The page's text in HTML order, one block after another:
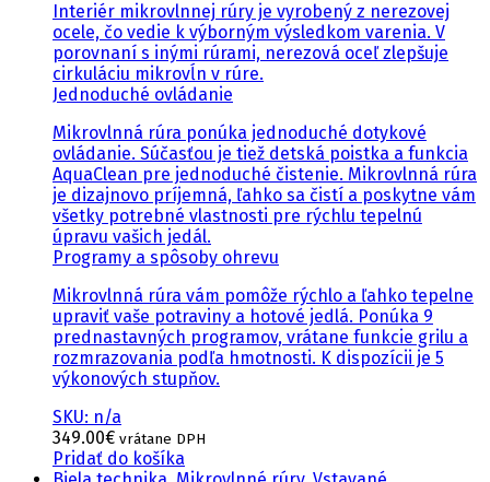
Interiér mikrovlnnej rúry je vyrobený z nerezovej
ocele, čo vedie k výborným výsledkom varenia. V
porovnaní s inými rúrami, nerezová oceľ zlepšuje
cirkuláciu mikrovĺn v rúre.
Jednoduché ovládanie
Mikrovlnná rúra ponúka jednoduché dotykové
ovládanie. Súčasťou je tiež detská poistka a funkcia
AquaClean pre jednoduché čistenie. Mikrovlnná rúra
je dizajnovo príjemná, ľahko sa čistí a poskytne vám
všetky potrebné vlastnosti pre rýchlu tepelnú
úpravu vašich jedál.
Programy a spôsoby ohrevu
Mikrovlnná rúra vám pomôže rýchlo a ľahko tepelne
upraviť vaše potraviny a hotové jedlá. Ponúka 9
prednastavných programov, vrátane funkcie grilu a
rozmrazovania podľa hmotnosti. K dispozícii je 5
výkonových stupňov.
SKU: n/a
349.00€ vrátane DPH
Pridať do košíka